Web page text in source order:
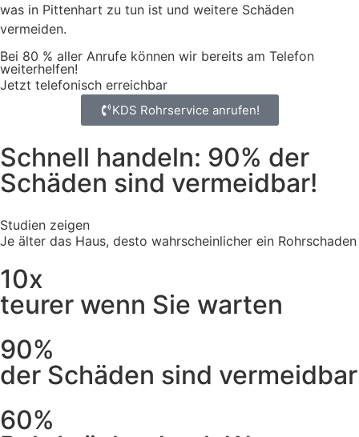
was in Pittenhart zu tun ist und weitere Schäden
vermeiden.
Bei 80 % aller Anrufe können wir bereits am Telefon
weiterhelfen!
Jetzt telefonisch erreichbar
KDS Rohrservice anrufen!
Schnell handeln: 90% der
Schäden sind vermeidbar!
Studien zeigen
Je älter das Haus, desto wahrscheinlicher ein Rohrschaden
10x
teurer wenn Sie warten
90%
der Schäden sind vermeidbar
60%